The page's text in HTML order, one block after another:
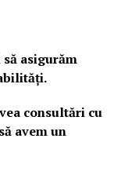
asigurăm
consultări cu
avem un